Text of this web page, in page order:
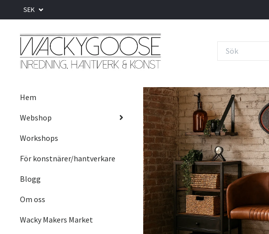
SEK
Hem
Webshop
Workshops
För konstnärer/hantverkare
Blogg
Om oss
Wacky Makers Market